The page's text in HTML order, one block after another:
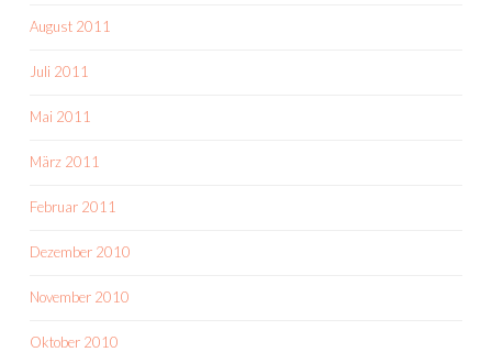
August 2011
Juli 2011
Mai 2011
März 2011
Februar 2011
Dezember 2010
November 2010
Oktober 2010